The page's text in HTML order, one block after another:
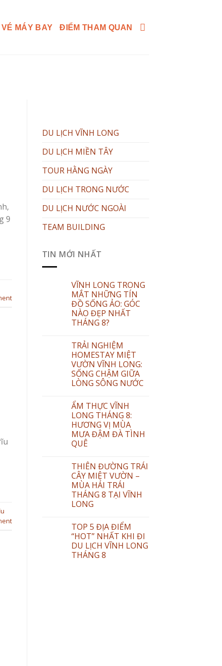
VÉ MÁY BAY ĐIỂM THAM QUAN
9
DU LỊCH VĨNH LONG
DU LỊCH MIỀN TÂY
TOUR HẰNG NGÀY
DU LỊCH TRONG NƯỚC
DU LỊCH NƯỚC NGOÀI
TEAM BUILDING
TIN MỚI NHẤT
VĨNH LONG TRONG
MẮT NHỮNG TÍN
ĐỒ SỐNG ẢO: GÓC
NÀO ĐẸP NHẤT
THÁNG 8?
TRẢI NGHIỆM
HOMESTAY MIỆT
VƯỜN VĨNH LONG:
SỐNG CHẬM GIỮA
LÒNG SÔNG NƯỚC
ẨM THỰC VĨNH
LONG THÁNG 8:
HƯƠNG VỊ MÙA
MƯA ĐẬM ĐÀ TÌNH
QUÊ
THIÊN ĐƯỜNG TRÁI
CÂY MIỆT VƯỜN –
MÙA HÁI TRÁI
THÁNG 8 TẠI VĨNH
LONG
TOP 5 ĐỊA ĐIỂM
“HOT” NHẤT KHI ĐI
DU LỊCH VĨNH LONG
THÁNG 8